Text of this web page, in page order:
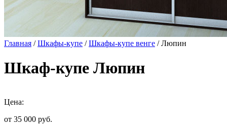
Главная /Шкафы-купе /Шкафы-купе венге / Люпин
Шкаф-купе Люпин
Цена:
от 35 000 руб.